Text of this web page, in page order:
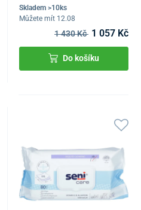
Skladem >10ks
Můžete mít 12.08
1 430 Kč 1 057 Kč
Do košíku